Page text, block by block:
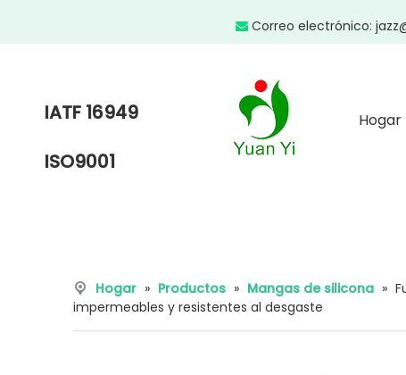
 Correo electrónico:
IATF 16949
ISO9001
Hogar
Hogar » Productos » Mangas de silicona »
impermeables y resistentes al desgaste